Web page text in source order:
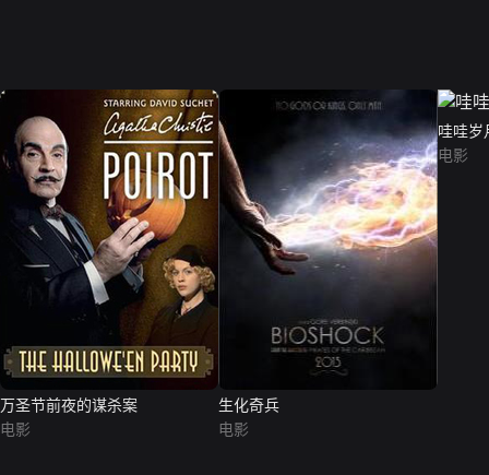
万圣节前夜的谋杀案
电影
生化奇兵
电影
哇哇岁
电影